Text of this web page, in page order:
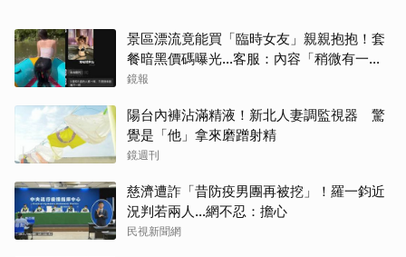
景區漂流竟能買「臨時女友」親親抱抱！套
餐暗黑價碼曝光…客服：內容「稍微有一點
尺度」
鏡報
陽台內褲沾滿精液！新北人妻調監視器 驚
覺是「他」拿來磨蹭射精
鏡週刊
慈濟遭詐「昔防疫男團再被挖」！羅一鈞近
況判若兩人…網不忍：擔心
民視新聞網